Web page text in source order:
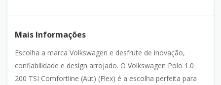
Mais Informações
Escolha a marca Volkswagen e desfrute de inovação,
confiabilidade e design arrojado. O Volkswagen Polo 1.0
200 TSI Comfortline (Aut) (Flex) é a escolha perfeita para